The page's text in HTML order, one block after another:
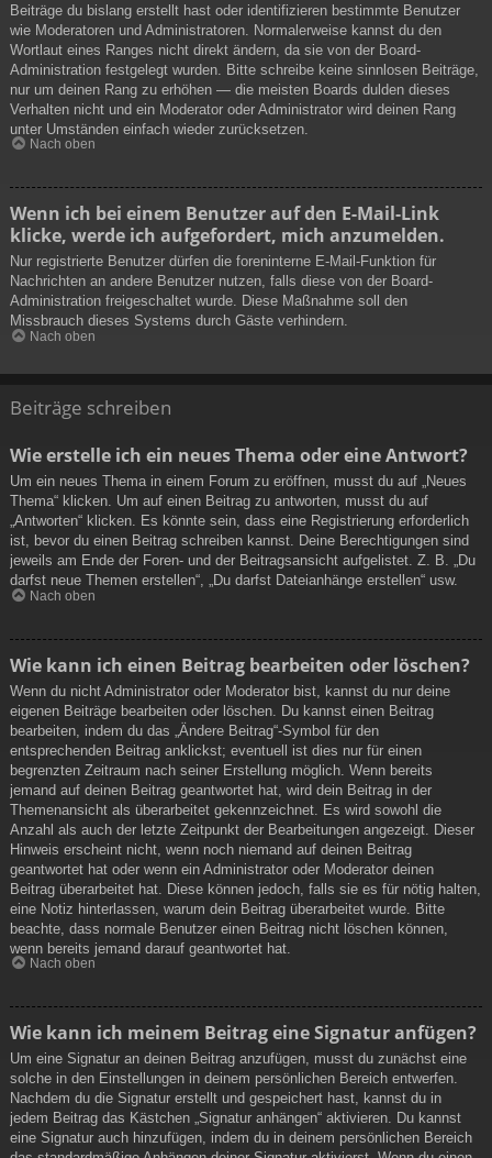
Beiträge du bislang erstellt hast oder identifizieren bestimmte Benutzer
wie Moderatoren und Administratoren. Normalerweise kannst du den
Wortlaut eines Ranges nicht direkt ändern, da sie von der Board-
Administration festgelegt wurden. Bitte schreibe keine sinnlosen Beiträge,
nur um deinen Rang zu erhöhen — die meisten Boards dulden dieses
Verhalten nicht und ein Moderator oder Administrator wird deinen Rang
unter Umständen einfach wieder zurücksetzen.
Nach oben
Wenn ich bei einem Benutzer auf den E-Mail-Link
klicke, werde ich aufgefordert, mich anzumelden.
Nur registrierte Benutzer dürfen die foreninterne E-Mail-Funktion für
Nachrichten an andere Benutzer nutzen, falls diese von der Board-
Administration freigeschaltet wurde. Diese Maßnahme soll den
Missbrauch dieses Systems durch Gäste verhindern.
Nach oben
Beiträge schreiben
Wie erstelle ich ein neues Thema oder eine Antwort?
Um ein neues Thema in einem Forum zu eröffnen, musst du auf „Neues
Thema“ klicken. Um auf einen Beitrag zu antworten, musst du auf
„Antworten“ klicken. Es könnte sein, dass eine Registrierung erforderlich
ist, bevor du einen Beitrag schreiben kannst. Deine Berechtigungen sind
jeweils am Ende der Foren- und der Beitragsansicht aufgelistet. Z. B. „Du
darfst neue Themen erstellen“, „Du darfst Dateianhänge erstellen“ usw.
Nach oben
Wie kann ich einen Beitrag bearbeiten oder löschen?
Wenn du nicht Administrator oder Moderator bist, kannst du nur deine
eigenen Beiträge bearbeiten oder löschen. Du kannst einen Beitrag
bearbeiten, indem du das „Ändere Beitrag“-Symbol für den
entsprechenden Beitrag anklickst; eventuell ist dies nur für einen
begrenzten Zeitraum nach seiner Erstellung möglich. Wenn bereits
jemand auf deinen Beitrag geantwortet hat, wird dein Beitrag in der
Themenansicht als überarbeitet gekennzeichnet. Es wird sowohl die
Anzahl als auch der letzte Zeitpunkt der Bearbeitungen angezeigt. Dieser
Hinweis erscheint nicht, wenn noch niemand auf deinen Beitrag
geantwortet hat oder wenn ein Administrator oder Moderator deinen
Beitrag überarbeitet hat. Diese können jedoch, falls sie es für nötig halten,
eine Notiz hinterlassen, warum dein Beitrag überarbeitet wurde. Bitte
beachte, dass normale Benutzer einen Beitrag nicht löschen können,
wenn bereits jemand darauf geantwortet hat.
Nach oben
Wie kann ich meinem Beitrag eine Signatur anfügen?
Um eine Signatur an deinen Beitrag anzufügen, musst du zunächst eine
solche in den Einstellungen in deinem persönlichen Bereich entwerfen.
Nachdem du die Signatur erstellt und gespeichert hast, kannst du in
jedem Beitrag das Kästchen „Signatur anhängen“ aktivieren. Du kannst
eine Signatur auch hinzufügen, indem du in deinem persönlichen Bereich